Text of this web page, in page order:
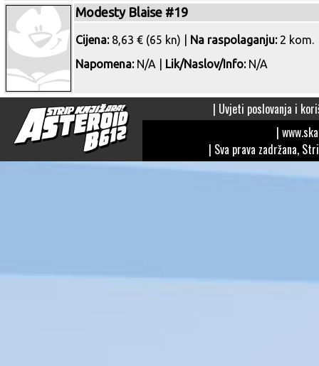
Modesty Blaise #19
Cijena:8,63 € (65 kn) | Na raspolaganju:2 kom.
Napomena:N/A | Lik/Naslov/Info:N/A
| Uvjeti poslovanja i
|
| Sva prava zadržana,